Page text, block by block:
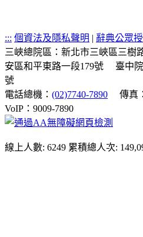
::: 個資法及隱私聲明 | 辭典公眾
三峽總院區：新北市三峽區三樹
安區和平東路一段179號
臺中
號
電話總機： (02)7740-7890 傳真
VoIP：9009-7890
線上人數: 6249 累積總人次: